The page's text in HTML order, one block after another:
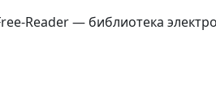
Reader — библиотека